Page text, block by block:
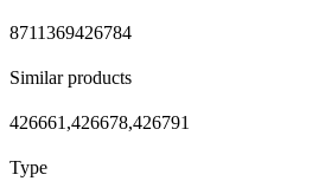
8711369426784
Similar products
426661,426678,426791
Type